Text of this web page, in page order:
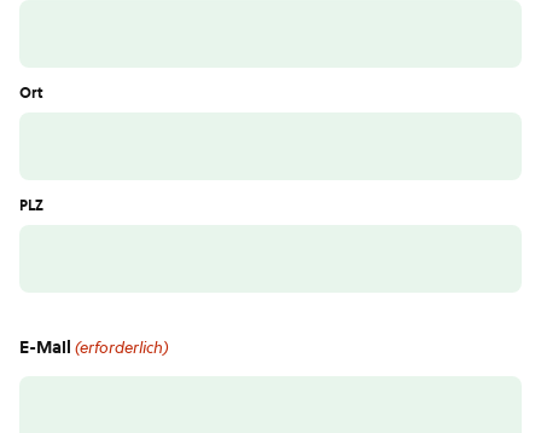
Ort
PLZ
E-Mail (erforderlich)